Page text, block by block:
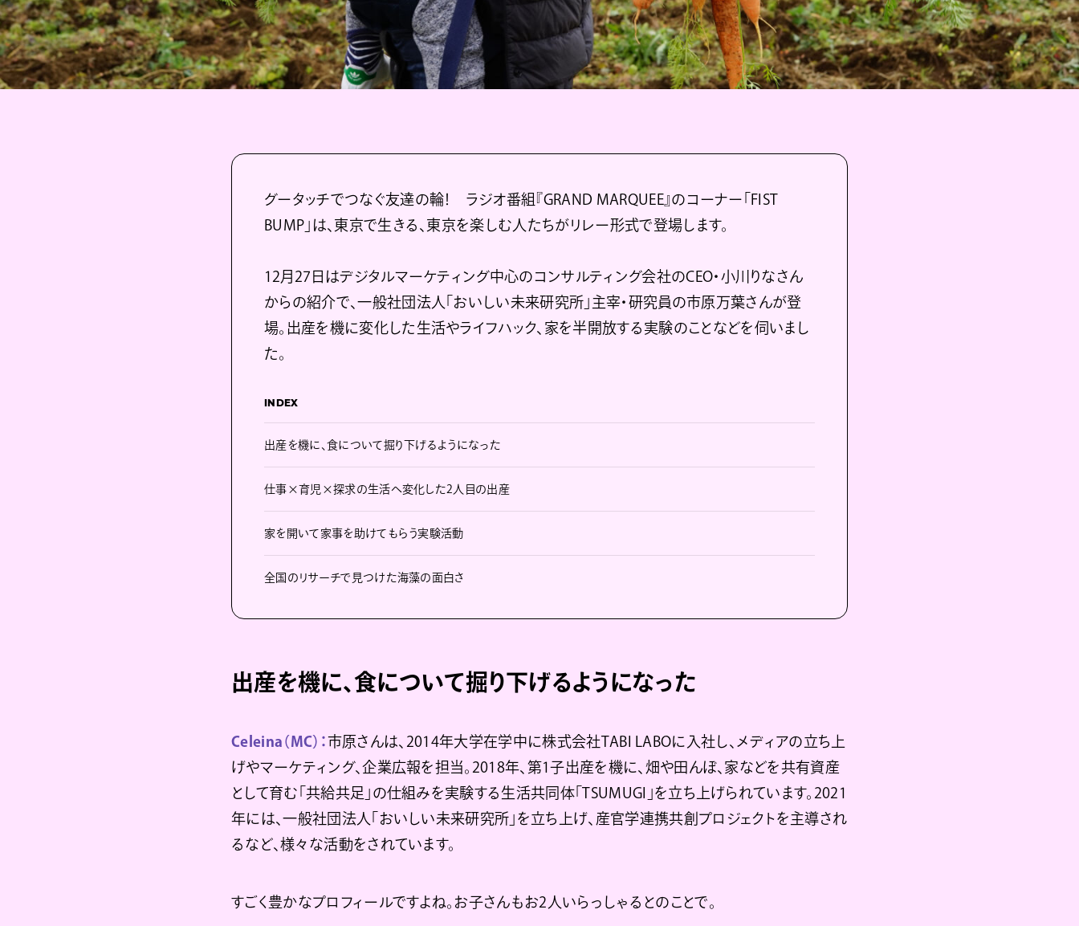
グータッチでつなぐ友達の輪！ ラジオ番組『GRAND MARQUEE』のコーナー「FIST
BUMP」は、東京で生きる、東京を楽しむ人たちがリレー形式で登場します。
12月27日はデジタルマーケティング中心のコンサルティング会社のCEO・小川りなさん
からの紹介で、一般社団法人「おいしい未来研究所」主宰・研究員の市原万葉さんが登
場。出産を機に変化した生活やライフハック、家を半開放する実験のことなどを伺いまし
た。
INDEX
出産を機に、食について掘り下げるようになった
仕事×育児×探求の生活へ変化した2人目の出産
家を開いて家事を助けてもらう実験活動
全国のリサーチで見つけた海藻の面白さ
出産を機に、食について掘り下げるようになった
Celeina（MC）：市原さんは、2014年大学在学中に株式会社TABI LABOに入社し、メディアの立ち上
げやマーケティング、企業広報を担当。2018年、第1子出産を機に、畑や田んぼ、家などを共有資産
として育む「共給共足」の仕組みを実験する生活共同体「TSUMUGI」を立ち上げられています。2021
年には、一般社団法人「おいしい未来研究所」を立ち上げ、産官学連携共創プロジェクトを主導され
るなど、様々な活動をされています。
すごく豊かなプロフィールですよね。お子さんもお2人いらっしゃるとのことで。